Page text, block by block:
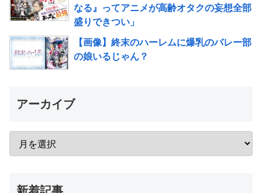
なる』ってアニメが高齢オタクの妄想全部
盛りできつい」
【画像】終末のハーレムに爆乳のバレー部
の娘いるじゃん？
アーカイブ